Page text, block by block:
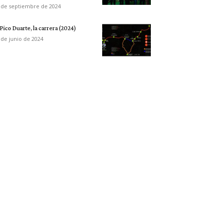
de septiembre de 2024
Duarte, la carrera (2024)
de junio de 2024